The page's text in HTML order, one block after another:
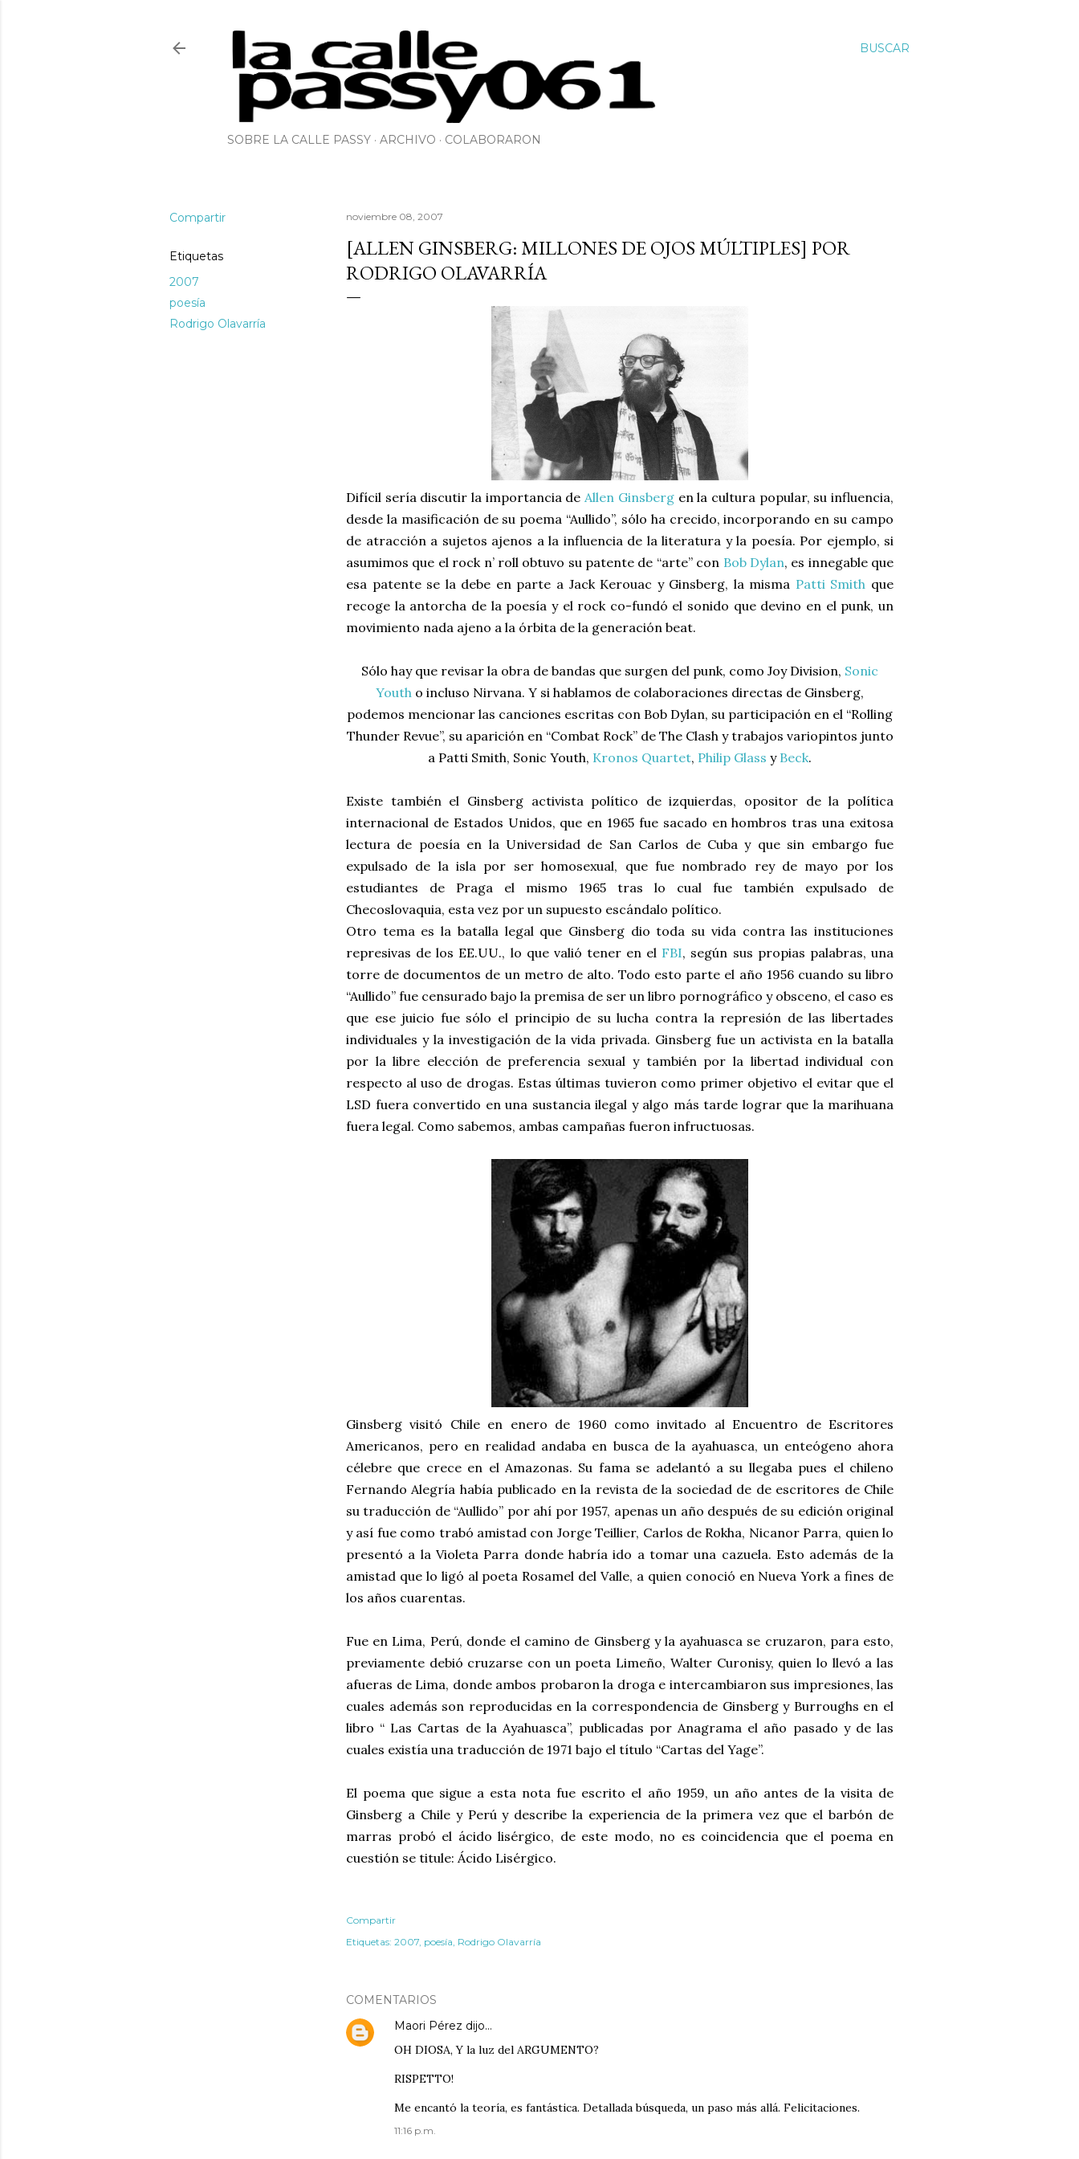
BUSCAR
SOBRE LA CALLE PASSY ARCHIVO COLABORARON
Compartir
Etiquetas
2007
poesía
Rodrigo Olavarría
noviembre 08, 2007
[ALLEN GINSBERG: MILLONES DE OJOS MÚLTIPLES] POR
RODRIGO OLAVARRÍA
Difícil sería discutir la importancia deAllen Ginsbergen la cultura popular, su influencia,
desde la masificación de su poema “Aullido”, sólo ha crecido, incorporando en su campo
de atracción a sujetos ajenos a la influencia de la literatura y la poesía. Por ejemplo, si
asumimos que el rock n’ roll obtuvo su patente de “arte” con Bob Dylan, es innegable que
esa patente se la debe en parte a Jack Kerouac y Ginsberg, la misma Patti Smith que
recoge la antorcha de la poesía y el rock co-fundó el sonido que devino en el punk, un
movimiento nada ajeno a la órbita de la generación beat.
Sólo hay que revisar la obra de bandas que surgen del punk, como Joy Division, Sonic
Youth o incluso Nirvana. Y si hablamos de colaboraciones directas de Ginsberg,
podemos mencionar las canciones escritas con Bob Dylan, su participación en el “Rolling
Thunder Revue”, su aparición en “Combat Rock” de The Clash y trabajos variopintos junto
a Patti Smith, Sonic Youth, Kronos Quartet, Philip Glass y Beck.
Existe también el Ginsberg activista político de izquierdas, opositor de la política
internacional de Estados Unidos, que en 1965 fue sacado en hombros tras una exitosa
lectura de poesía en la Universidad de San Carlos de Cuba y que sin embargo fue
expulsado de la isla por ser homosexual, que fue nombrado rey de mayo por los
estudiantes de Praga el mismo 1965 tras lo cual fue también expulsado de
Checoslovaquia, esta vez por un supuesto escándalo político.
Otro tema es la batalla legal que Ginsberg dio toda su vida contra las instituciones
represivas de los EE.UU., lo que valió tener en el FBI, según sus propias palabras, una
torre de documentos de un metro de alto. Todo esto parte el año 1956 cuando su libro
“Aullido” fue censurado bajo la premisa de ser un libro pornográfico y obsceno, el caso es
que ese juicio fue sólo el principio de su lucha contra la represión de las libertades
individuales y la investigación de la vida privada. Ginsberg fue un activista en la batalla
por la libre elección de preferencia sexual y también por la libertad individual con
respecto al uso de drogas. Estas últimas tuvieron como primer objetivo el evitar que el
LSD fuera convertido en una sustancia ilegal y algo más tarde lograr que la marihuana
fuera legal. Como sabemos, ambas campañas fueron infructuosas.
Ginsberg visitó Chile en enero de 1960 como invitado al Encuentro de Escritores
Americanos, pero en realidad andaba en busca de la ayahuasca, un enteógeno ahora
célebre que crece en el Amazonas. Su fama se adelantó a su llegaba pues el chileno
Fernando Alegría había publicado en la revista de la sociedad de de escritores de Chile
su traducción de “Aullido” por ahí por 1957, apenas un año después de su edición original
y así fue como trabó amistad con Jorge Teillier, Carlos de Rokha, Nicanor Parra, quien lo
presentó a la Violeta Parra donde habría ido a tomar una cazuela. Esto además de la
amistad que lo ligó al poeta Rosamel del Valle, a quien conoció en Nueva York a fines de
los años cuarentas.
Fue en Lima, Perú, donde el camino de Ginsberg y la ayahuasca se cruzaron, para esto,
previamente debió cruzarse con un poeta Limeño, Walter Curonisy, quien lo llevó a las
afueras de Lima, donde ambos probaron la droga e intercambiaron sus impresiones, las
cuales además son reproducidas en la correspondencia de Ginsberg y Burroughs en el
libro “ Las Cartas de la Ayahuasca”, publicadas por Anagrama el año pasado y de las
cuales existía una traducción de 1971 bajo el título “Cartas del Yage”.
El poema que sigue a esta nota fue escrito el año 1959, un año antes de la visita de
Ginsberg a Chile y Perú y describe la experiencia de la primera vez que el barbón de
marras probó el ácido lisérgico, de este modo, no es coincidencia que el poema en
cuestión se titule: Ácido Lisérgico.
Compartir
Etiquetas: 2007 poesía Rodrigo Olavarría
COMENTARIOS
Maori Pérez dijo…
OH DIOSA, Y la luz del ARGUMENTO?
RISPETTO!
Me encantó la teoría, es fantástica. Detallada búsqueda, un paso más allá. Felicitaciones.
11:16 p.m.